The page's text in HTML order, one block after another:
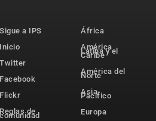
Sigue a IPS
Inicio
Twitter
Facebook
Flickr
Reglas de
comunidad
África
América
Latina y el
Caribe
América del
Norte
Asia-
Pacífico
Europa